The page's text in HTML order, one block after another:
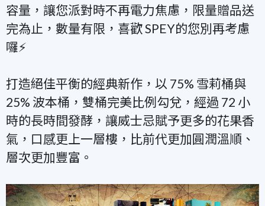
容量，讓您派對時不再電力焦慮，限量贈品送
完為止，數量有限，喜歡 SPEY的您別再考慮
囉⚡
打造絕佳平衡的經典新作，以 75% 雪莉桶與
25% 波本桶，雙桶完美比例勾兌，經過 72 小
時的長時間發酵，讓威士忌賦予更多的花果香
氣，口感更上一層樓，比前代更加圓潤溫順、
層次更加豐富。